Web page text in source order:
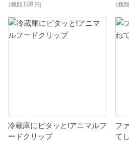
（税別 198 円)
（税別
冷蔵庫にピタッと!アニマルフ
ードクリップ
フ
て